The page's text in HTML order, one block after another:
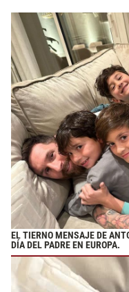
EL TIERNO MENSAJE DE
DÍA DEL PADRE EN EUROPA.